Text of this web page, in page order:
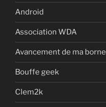
Android
Association WDA
Avancement de ma borne
Bouffe geek
Clem2k